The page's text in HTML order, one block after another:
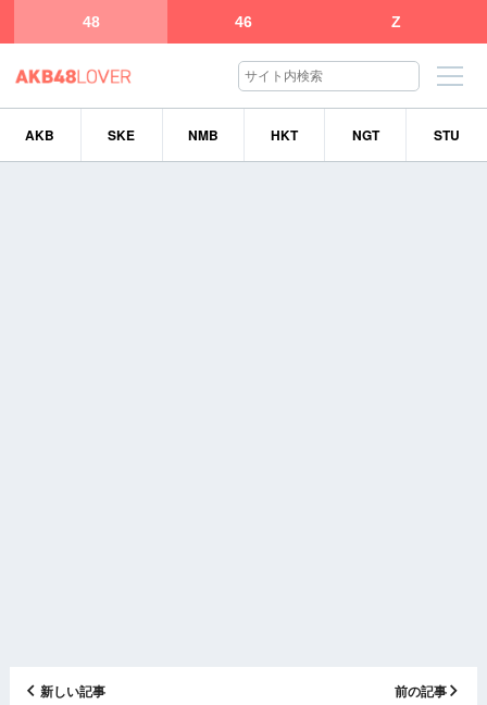
48 46 Z
AKB SKE NMB HKT NGT STU
新しい記事 前の記事